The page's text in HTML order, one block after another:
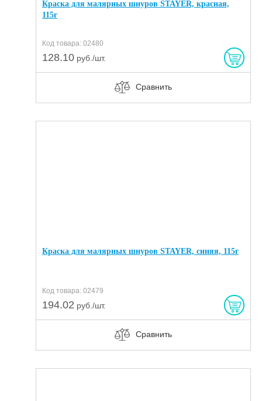
Краска для малярных шнуров STAYER, красная,
115г
Код товара: 02480
128.10 руб./шт.
Сравнить
Краска для малярных шнуров STAYER, синяя, 115г
Код товара: 02479
194.02 руб./шт.
Сравнить